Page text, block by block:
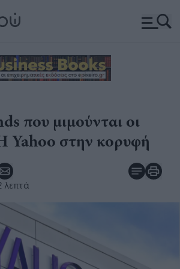
που μιμούνται οι
Yahoo στην κορυφή
λεπτά